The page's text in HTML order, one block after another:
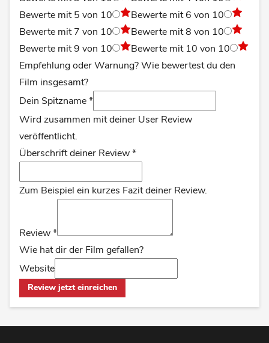
Bewerte mit 5 von 10
Bewerte mit 6 von 10
Bewerte mit 7 von 10
Bewerte mit 8 von 10
Bewerte mit 9 von 10
Bewerte mit 10 von 10
Empfehlung oder Warnung? Wie bewertest du den
Film insgesamt?
Dein Spitzname*
Wird zusammen mit deiner User Review
veröffentlicht.
Überschrift deiner Review*
Zum Beispiel ein kurzes Fazit deiner Review.
Review*
Wie hat dir der Film gefallen?
Website
Review jetzt einreichen